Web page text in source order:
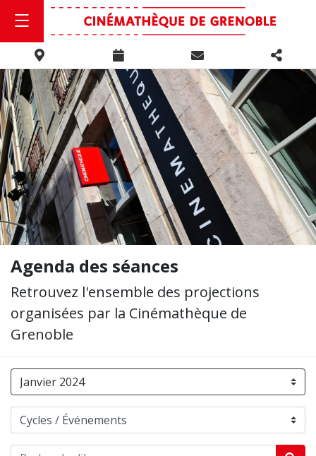
Agenda des séances
Retrouvez l'ensemble des projections
organisées par la Cinémathèque de
Grenoble